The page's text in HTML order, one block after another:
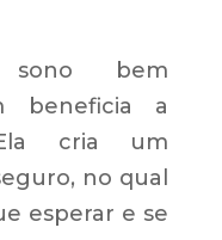
bem
beneficia a
cria um
no qual
esperar e se